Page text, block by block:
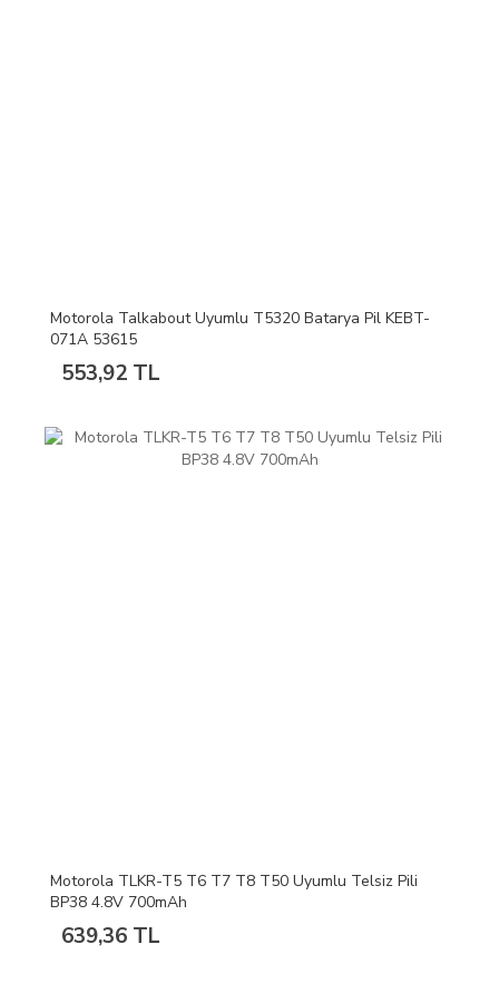
Motorola Talkabout Uyumlu T5320 Batarya Pil KEBT-
071A 53615
553,92 TL
Motorola TLKR-T5 T6 T7 T8 T50 Uyumlu Telsiz Pili
BP38 4.8V 700mAh
639,36 TL